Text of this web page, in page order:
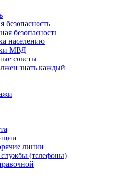
безопасность
безопасность
населению
МВД
советы
знать каждый
линии
(телефоны)